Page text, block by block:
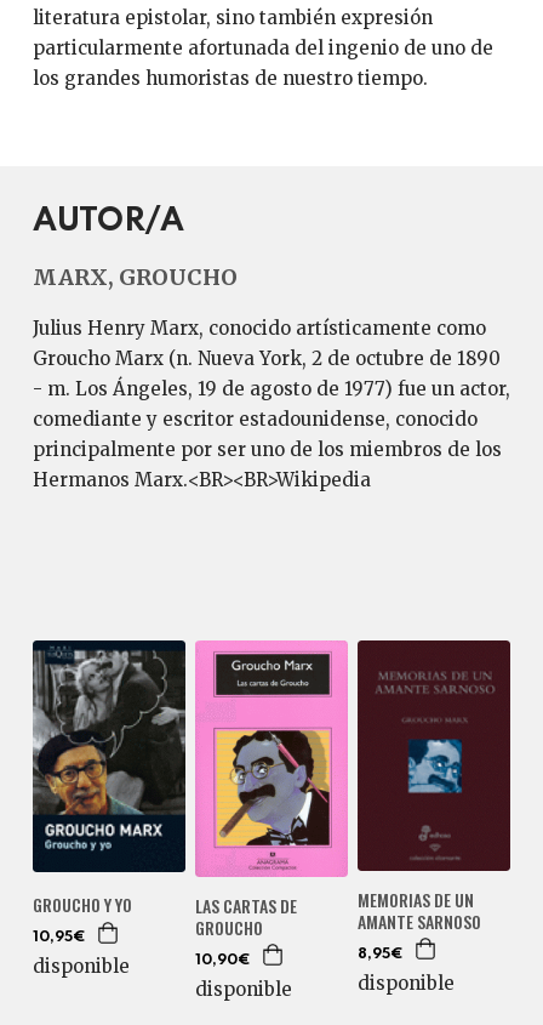
literatura epistolar, sino también expresión
particularmente afortunada del ingenio de uno de
los grandes humoristas de nuestro tiempo.
AUTOR/A
MARX, GROUCHO
Julius Henry Marx, conocido artísticamente como
Groucho Marx (n. Nueva York, 2 de octubre de 1890
- m. Los Ángeles, 19 de agosto de 1977) fue un actor,
comediante y escritor estadounidense, conocido
principalmente por ser uno de los miembros de los
Hermanos Marx.<BR><BR>Wikipedia
GROUCHO Y YO
10,95€
disponible
LAS CARTAS DE
GROUCHO
10,90€
disponible
MEMORIAS DE UN
AMANTE SARNOSO
8,95€
disponible